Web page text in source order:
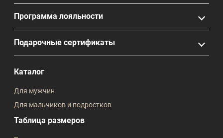
Программа лояльности
Подарочные сертификаты
Каталог
Для мужчин
Для мальчиков и подростков
Таблица размеров